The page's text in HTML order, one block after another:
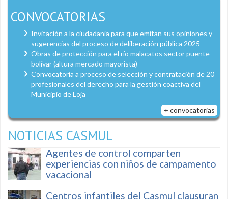
CONVOCATORIAS
Invitación a la ciudadanía para que emitan sus opiniones y
sugerencias del proceso de deliberación pública 2025
Obras de protección para el río malacatos sector puente
bolívar (altura mercado mayorista)
Convocatoria a proceso de selección y contratación de 20
profesionales del derecho para la gestión coactiva del
Municipio de Loja
+ convocatorias
NOTICIAS CASMUL
Agentes de control comparten
experiencias con niños de campamento
vacacional
Centros infantiles del Casmul clausuran